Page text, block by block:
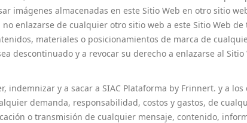
imágenes almacenadas en este Sitio Web en otro sitio
enlazarse de cualquier otro sitio web a este Sitio Web
materiales o posicionamientos de marca de
descontinuado y a revocar su derecho a enlazarse al
indemnizar y a sacar a SIAC Plataforma by Frinnert. y a
demanda, responsabilidad, costos y gastos, de
o transmisión de cualquier mensaje, contenido,